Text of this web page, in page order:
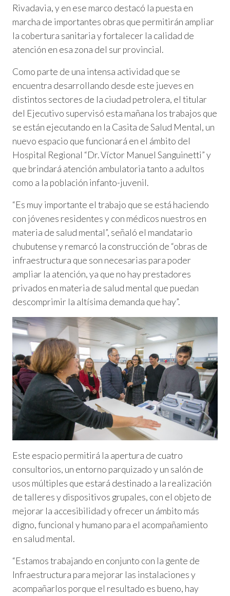
Rivadavia, y en ese marco destacó la puesta en
marcha de importantes obras que permitirán ampliar
la cobertura sanitaria y fortalecer la calidad de
atención en esa zona del sur provincial.
Como parte de una intensa actividad que se
encuentra desarrollando desde este jueves en
distintos sectores de la ciudad petrolera, el titular
del Ejecutivo supervisó esta mañana los trabajos que
se están ejecutando en la Casita de Salud Mental, un
nuevo espacio que funcionará en el ámbito del
Hospital Regional “Dr. Víctor Manuel Sanguinetti” y
que brindará atención ambulatoria tanto a adultos
como a la población infanto-juvenil.
“Es muy importante el trabajo que se está haciendo
con jóvenes residentes y con médicos nuestros en
materia de salud mental”, señaló el mandatario
chubutense y remarcó la construcción de “obras de
infraestructura que son necesarias para poder
ampliar la atención, ya que no hay prestadores
privados en materia de salud mental que puedan
descomprimir la altísima demanda que hay”.
Este espacio permitirá la apertura de cuatro
consultorios, un entorno parquizado y un salón de
usos múltiples que estará destinado a la realización
de talleres y dispositivos grupales, con el objeto de
mejorar la accesibilidad y ofrecer un ámbito más
digno, funcional y humano para el acompañamiento
en salud mental.
“Estamos trabajando en conjunto con la gente de
Infraestructura para mejorar las instalaciones y
acompañarlos porque el resultado es bueno, hay